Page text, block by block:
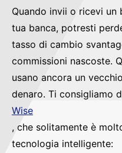
Quando invii o ricevi
tua banca, potresti
tasso di cambio
commissioni nascoste.
usano ancora un
denaro. Ti consigliamo
Wise
, che solitamente è
tecnologia intelligente: